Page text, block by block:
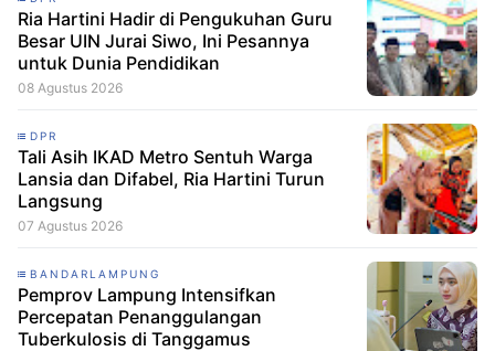
Ria Hartini Hadir di Pengukuhan Guru
Besar UIN Jurai Siwo, Ini Pesannya
untuk Dunia Pendidikan
08 Agustus 2026
DPR
Tali Asih IKAD Metro Sentuh Warga
Lansia dan Difabel, Ria Hartini Turun
Langsung
07 Agustus 2026
BANDARLAMPUNG
Pemprov Lampung Intensifkan
Percepatan Penanggulangan
Tuberkulosis di Tanggamus